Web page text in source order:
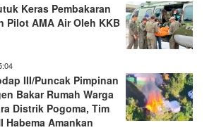
Keras Pembakaran
Pilot AMA Air Oleh KKB
III/Puncak Pimpinan
Bakar Rumah Warga
Distrik Pogoma, Tim
Habema Amankan